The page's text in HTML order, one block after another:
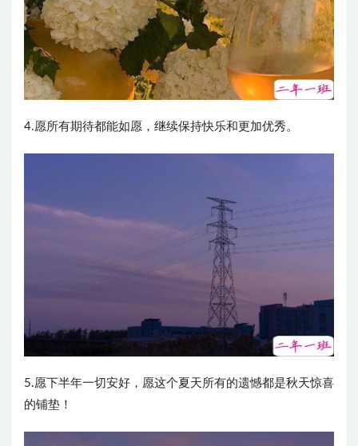
4.愿所有期待都能如愿，继续保持快乐和更加优秀。
5.愿下半年一切安好，愿这个夏天所有的遗憾都是秋天惊喜
的铺垫！